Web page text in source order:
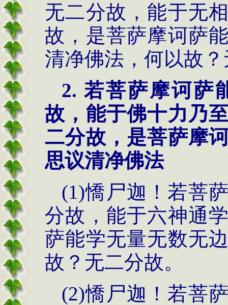
无二分故，能于无
故，是菩萨摩诃萨
清净佛法，何以故
2. 若菩萨摩诃萨
故，能于佛十力乃
二分故，是菩萨摩
思议清净佛法
(1)憍尸迦！若菩
分故，能于六神通
萨能学无量无数无
故？无二分故。
(2)憍尸迦！若菩